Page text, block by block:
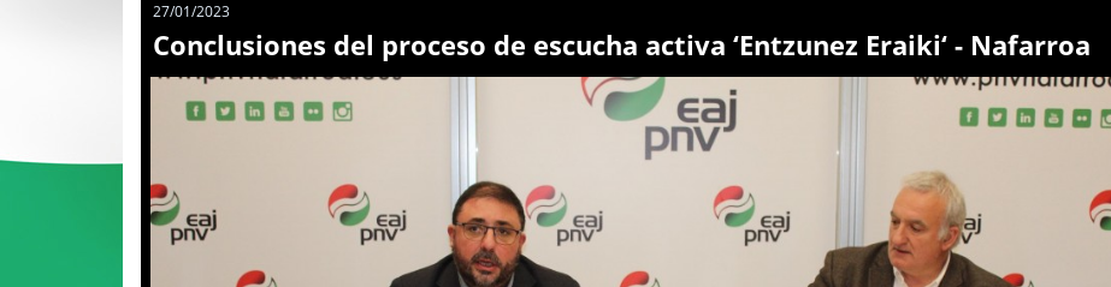
27/01/2023
Conclusiones del proceso de escucha activa ‘Entzunez Eraiki‘ - Nafarroa